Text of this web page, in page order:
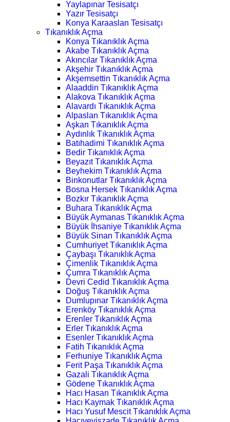
Yaylapınar Tesisatçı
Yazır Tesisatçı
Konya Karaaslan Tesisatçı
Tıkanıklık Açma
Konya Tıkanıklık Açma
Akabe Tıkanıklık Açma
Akıncılar Tıkanıklık Açma
Akşehir Tıkanıklık Açma
Akşemsettin Tıkanıklık Açma
Alaaddin Tıkanıklık Açma
Alakova Tıkanıklık Açma
Alavardı Tıkanıklık Açma
Alpaslan Tıkanıklık Açma
Aşkan Tıkanıklık Açma
Aydınlık Tıkanıklık Açma
Batıhadimi Tıkanıklık Açma
Bedir Tıkanıklık Açma
Beyazıt Tıkanıklık Açma
Beyhekim Tıkanıklık Açma
Binkonutlar Tıkanıklık Açma
Bosna Hersek Tıkanıklık Açma
Bozkır Tıkanıklık Açma
Buhara Tıkanıklık Açma
Büyük Aymanas Tıkanıklık Açma
Büyük İhsaniye Tıkanıklık Açma
Büyük Sinan Tıkanıklık Açma
Cumhuriyet Tıkanıklık Açma
Çaybaşı Tıkanıklık Açma
Çimenlik Tıkanıklık Açma
Çumra Tıkanıklık Açma
Devri Cedid Tıkanıklık Açma
Doğuş Tıkanıklık Açma
Dumlupınar Tıkanıklık Açma
Erenköy Tıkanıklık Açma
Erenler Tıkanıklık Açma
Erler Tıkanıklık Açma
Esenler Tıkanıklık Açma
Fatih Tıkanıklık Açma
Ferhuniye Tıkanıklık Açma
Ferit Paşa Tıkanıklık Açma
Gazali Tıkanıklık Açma
Gödene Tıkanıklık Açma
Hacı Hasan Tıkanıklık Açma
Hacı Kaymak Tıkanıklık Açma
Hacı Yusuf Mescit Tıkanıklık Açma